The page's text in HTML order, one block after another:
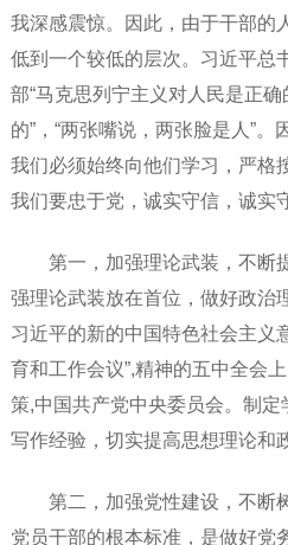
我深感震惊。因此，由于干部的
低到一个较低的层次。习近平总
部“马克思列宁主义对人民是正
的”，“两张嘴说，两张脸是人”。
我们必须始终向他们学习，严格
我们要忠于党，诚实守信，诚实
第一，加强理论武装，不断
强理论武装放在首位，做好政治
习近平的新的中国特色社会主义
育和工作会议”,精神的五中全会
策,中国共产党中央委员会。制
写作经验，切实提高思想理论和
第二，加强党性建设，不断
党员干部的根本标准，是做好党